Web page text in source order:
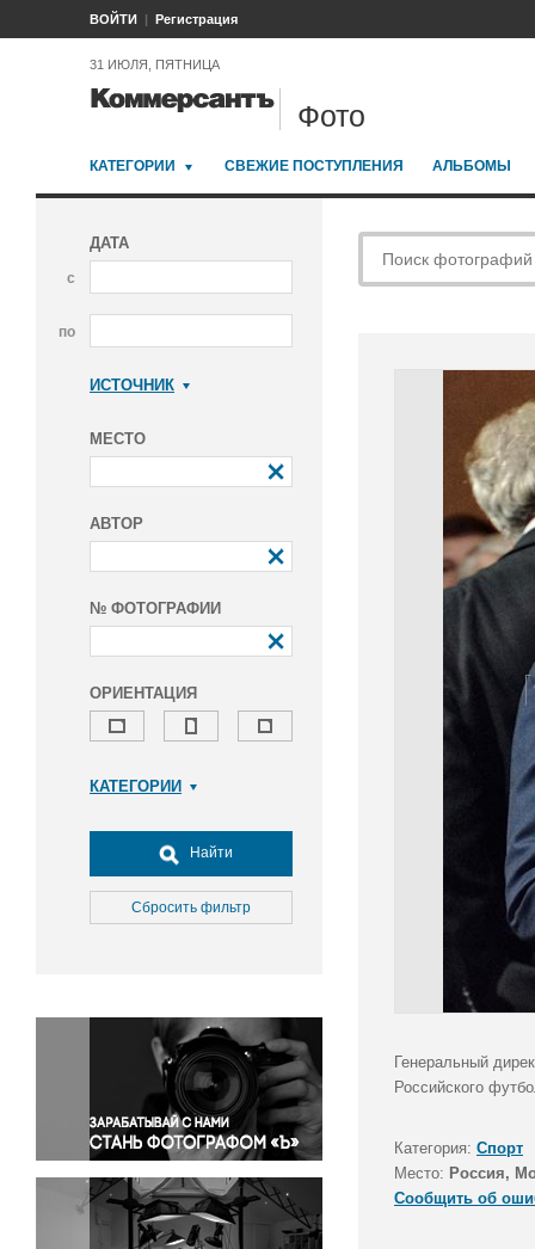
ВОЙТИ Регистрация
31 ИЮЛЯ, ПЯТНИЦА
Фото
КАТЕГОРИИ СВЕЖИЕ ПОСТУПЛЕНИЯ АЛЬБОМЫ
ДАТА
с
по
ИСТОЧНИК
МЕСТО
АВТОР
№ ФОТОГРАФИИ
ОРИЕНТАЦИЯ
КАТЕГОРИИ
Досуг, туризм и отдых
Культура
Медицина
Окружающая среда
Политика
Правосудие
Происшествия и конфликты
Религия
Светская жизнь
Спорт
Экология
Найти
Сбросить фильтр
Генеральный
Российского
Категория: Спорт
Место: Россия,
Сообщить об